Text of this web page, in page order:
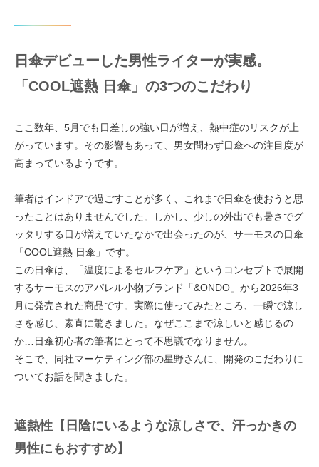
日傘デビューした男性ライターが実感。
「COOL遮熱 日傘」の3つのこだわり
ここ数年、5月でも日差しの強い日が増え、熱中症のリスクが上
がっています。その影響もあって、男女問わず日傘への注目度が
高まっているようです。
筆者はインドアで過ごすことが多く、これまで日傘を使おうと思
ったことはありませんでした。しかし、少しの外出でも暑さでグ
ッタリする日が増えていたなかで出会ったのが、サーモスの日傘
「COOL遮熱 日傘」です。
この日傘は、「温度によるセルフケア」というコンセプトで展開
するサーモスのアパレル小物ブランド「&ONDO」から2026年3
月に発売された商品です。実際に使ってみたところ、一瞬で涼し
さを感じ、素直に驚きました。なぜここまで涼しいと感じるの
か…日傘初心者の筆者にとって不思議でなりません。
そこで、同社マーケティング部の星野さんに、開発のこだわりに
ついてお話を聞きました。
遮熱性【日陰にいるような涼しさで、汗っかきの
男性にもおすすめ】